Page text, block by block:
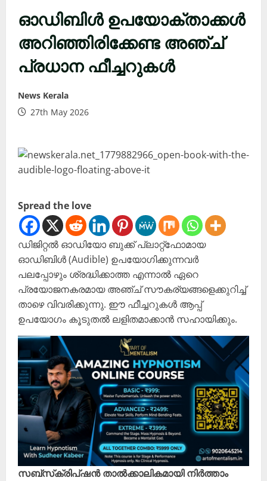
ഓഡിബിൾ ഉപയോക്താക്കൾ
അറിഞ്ഞിരിക്കേണ്ട അഞ്ച്
പ്രധാന ഫീച്ചറുകൾ
News Kerala
27th May 2026
Spread the love
ഡിജിറ്റൽ ഓഡിയോ ബുക്ക് പ്ലാറ്റ്‌ഫോമായ
ഓഡിബിൾ (Audible) ഉപയോഗിക്കുന്നവർ
പലപ്പോഴും ശ്രദ്ധിക്കാത്ത എന്നാൽ ഏറെ
പ്രയോജനകരമായ അഞ്ച് സൗകര്യങ്ങളെക്കുറിച്ച്
താഴെ വിവരിക്കുന്നു. ഈ ഫീച്ചറുകൾ ആപ്പ്
ഉപയോഗം കൂടുതൽ ലളിതമാക്കാൻ സഹായിക്കും.
സബ്‌സ്‌ക്രിപ്‌ഷൻ താൽക്കാലികമായി നിർത്താം